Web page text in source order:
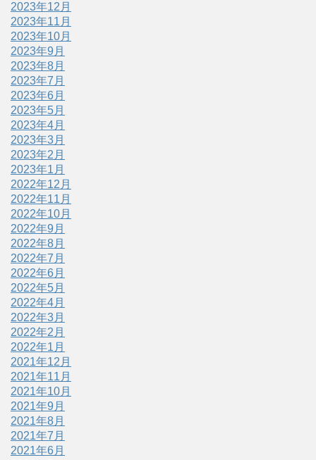
2023年12月
2023年11月
2023年10月
2023年9月
2023年8月
2023年7月
2023年6月
2023年5月
2023年4月
2023年3月
2023年2月
2023年1月
2022年12月
2022年11月
2022年10月
2022年9月
2022年8月
2022年7月
2022年6月
2022年5月
2022年4月
2022年3月
2022年2月
2022年1月
2021年12月
2021年11月
2021年10月
2021年9月
2021年8月
2021年7月
2021年6月